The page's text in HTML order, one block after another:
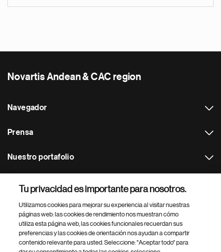
Novartis Andean & CAC region
Navegador
Prensa
Nuestro portafolio
Footer Site Search
Tu privacidad es importante para nosotros.
Utilizamos cookies para mejorar su experiencia al visitar nuestras
páginas web: las cookies de rendimiento nos muestran cómo
utiliza esta página web, las cookies funcionales recuerdan sus
preferencias y las cookies de orientación nos ayudan a compartir
contenido relevante para usted. Seleccione: "Aceptar todo" para